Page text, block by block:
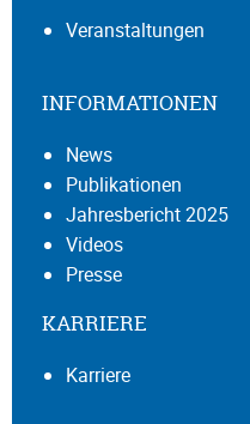
Veranstaltungen
INFORMATIONEN
News
Publikationen
Jahresbericht 2025
Videos
Presse
KARRIERE
Karriere